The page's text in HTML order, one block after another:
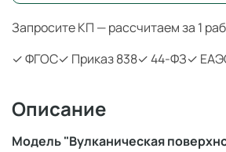
Запросите КП — рассчитаем за 1
✓ ФГОС✓ Приказ 838✓ 44-ФЗ✓
Описание
Модель "Вулканическая